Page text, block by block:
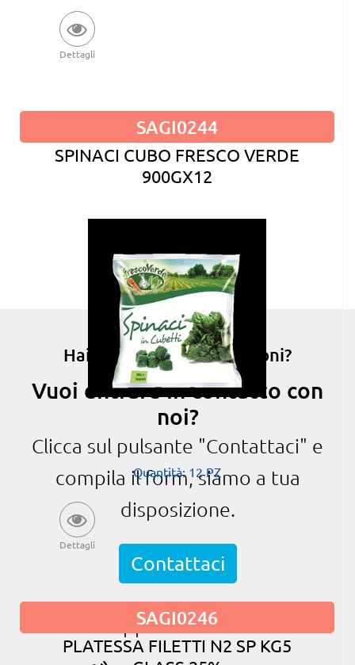
Dettagli
SAGI0244
SPINACI CUBO FRESCO VERDE
900GX12
Quantità: 12 PZ
Dettagli
SAGI0246
PLATESSA FILETTI N2 SP KG5
Hai bisogno di informazioni?
Vuoi entrare in contatto con
noi?
Clicca sul pulsante "Contattaci" e
compila il form, siamo a tua
disposizione.
Contattaci
oppure chiama